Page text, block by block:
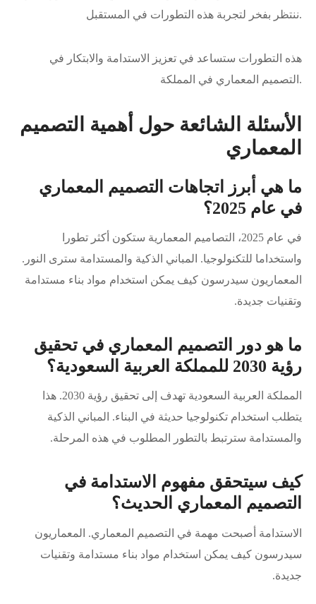
ننتظر بفخر لتجربة هذه التطورات في المستقبل.
هذه التطورات ستساعد في تعزيز الاستدامة والابتكار في
التصميم المعماري في المملكة.
الأسئلة الشائعة حول أهمية التصميم
المعماري
ما هي أبرز اتجاهات التصميم المعماري
في عام 2025؟
في عام 2025، التصاميم المعمارية ستكون أكثر تطورا
واستخداما للتكنولوجيا. المباني الذكية والمستدامة سترى النور.
المعماريون سيدرسون كيف يمكن استخدام مواد بناء مستدامة
وتقنيات جديدة.
ما هو دور التصميم المعماري في تحقيق
رؤية 2030 للمملكة العربية السعودية؟
المملكة العربية السعودية تهدف إلى تحقيق رؤية 2030. هذا
يتطلب استخدام تكنولوجيا حديثة في البناء. المباني الذكية
والمستدامة سترتبط بالتطور المطلوب في هذه المرحلة.
كيف سيتحقق مفهوم الاستدامة في
التصميم المعماري الحديث؟
الاستدامة أصبحت مهمة في التصميم المعماري. المعماريون
سيدرسون كيف يمكن استخدام مواد بناء مستدامة وتقنيات
جديدة.